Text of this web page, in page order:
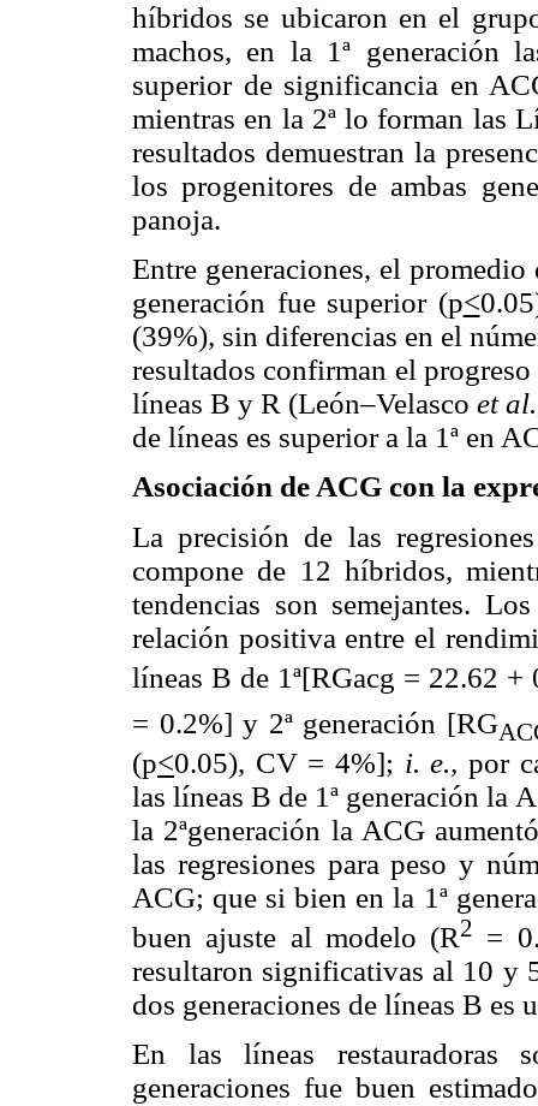
híbridos se ubicaron en el
machos, en la 1ª generación
superior de significancia en
mientras en la 2ª lo forman las
resultados demuestran la
los progenitores de ambas
panoja.
Entre generaciones, el
generación fue superior (p<
(39%), sin diferencias en el
resultados confirman el
líneas B y R (León–Velasco et
de líneas es superior a la 1ª en
Asociación de ACG con la
La precisión de las
compone de 12 híbridos,
tendencias son semejantes.
relación positiva entre el
líneas B de 1ª[RGacg = 22.62 +
= 0.2%] y 2ª generación [RG
(p<0.05), CV = 4%]; i. e.,por
las líneas B de 1ª generación la
la 2ªgeneración la ACG
las regresiones para peso y
ACG; que si bien en la 1ª
buen ajuste al modelo (R2 =
resultaron significativas al 10 y
dos generaciones de líneas B es
En las líneas restauradoras
generaciones fue buen